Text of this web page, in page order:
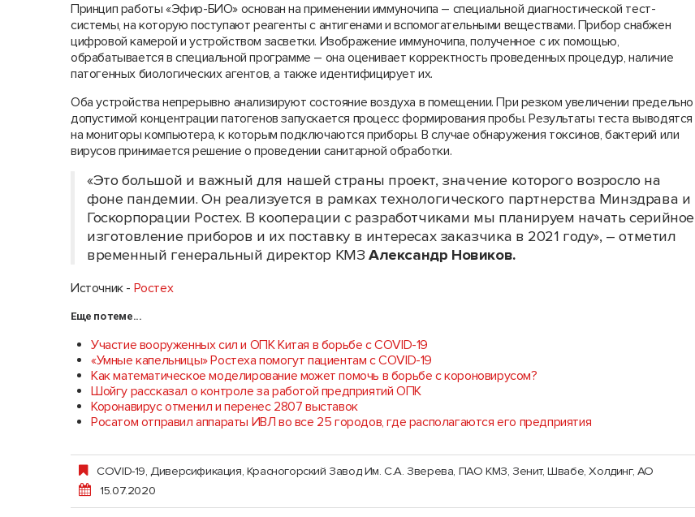
Принцип работы «Эфир-БИО» основан на применении иммуночипа – специальной диагностической тест-
системы, на которую поступают реагенты с антигенами и вспомогательными веществами. Прибор снабжен
цифровой камерой и устройством засветки. Изображение иммуночипа, полученное с их помощью,
обрабатывается в специальной программе – она оценивает корректность проведенных процедур, наличие
патогенных биологических агентов, а также идентифицирует их.
Оба устройства непрерывно анализируют состояние воздуха в помещении. При резком увеличении предельно
допустимой концентрации патогенов запускается процесс формирования пробы. Результаты теста выводятся
на мониторы компьютера, к которым подключаются приборы. В случае обнаружения токсинов, бактерий или
вирусов принимается решение о проведении санитарной обработки.
«Это большой и важный для нашей страны проект, значение которого возросло на
фоне пандемии. Он реализуется в рамках технологического партнерства Минздрава и
Госкорпорации Ростех. В кооперации с разработчиками мы планируем начать серийное
изготовление приборов и их поставку в интересах заказчика в 2021 году», – отметил
временный генеральный директор КМЗАлександр Новиков.
Источник - Ростех
Еще по теме...
Участие вооруженных сил и ОПК Китая в борьбе с COVID-19
«Умные капельницы» Ростеха помогут пациентам с COVID-19
Как математическое моделирование может помочь в борьбе с короновирусом?
Шойгу рассказал о контроле за работой предприятий ОПК
Коронавирус отменил и перенес 2807 выставок
Росатом отправил аппараты ИВЛ во все 25 городов, где располагаются его предприятия
COVID-19,Диверсификация, Красногорский Завод Им. С.А. Зверева, ПАО КМЗ, Зенит,Швабе, Холдинг, АО
15.07.2020